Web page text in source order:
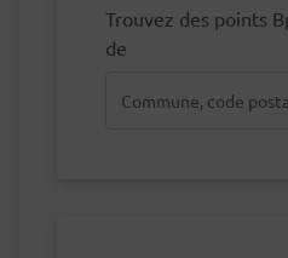
Trouvez des points
de